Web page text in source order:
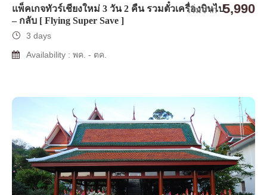
แพ็คเกจทัวร์เชียงใหม่ 3 วัน 2 คืน รวมตั๋วเครื่องบินไป
– กลับ [ Flying Super Save ]
เริ่มจาก 5,990
3 days
Availability : พค. - ตค.